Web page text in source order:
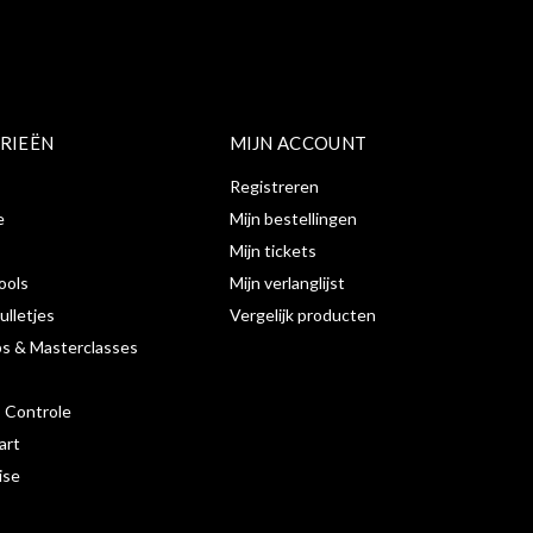
& Masterclasses
Controle
MIJN ACCOUNT
Registreren
Mijn bestellingen
Mijn tickets
Mijn verlanglijst
Vergelijk producten